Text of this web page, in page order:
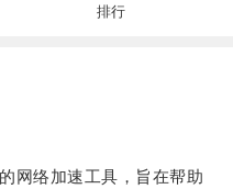
排行
络加速工具，旨在帮助